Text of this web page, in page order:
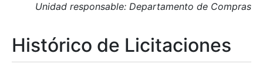
Mostrar/Ocultar
Unidad responsable: Departamento de Compras
Histórico de Licitaciones